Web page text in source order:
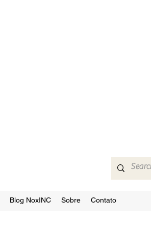
Blog NoxINC Sobre Contato